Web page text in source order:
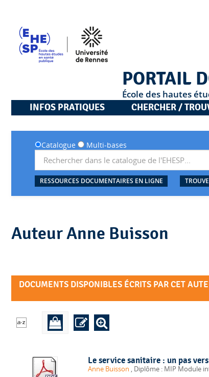
PORTAIL
École des hautes
INFOS PRATIQUES
CHERCHER /
Catalogue Multi-bases
RESSOURCES DOCUMENTAIRES EN LIGNE
Auteur Anne Buisson
DOCUMENTS DISPONIBLES ÉCRITS PAR CET
Le service sanitaire : un pas
Anne Buisson , Diplôme : MIP Module